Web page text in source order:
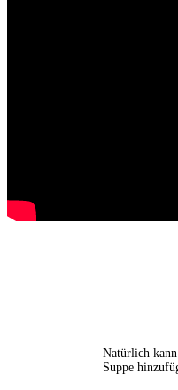
Natürlich
Suppe